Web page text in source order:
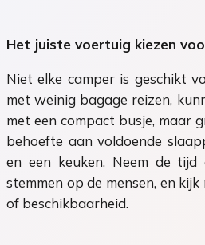
Het juiste voertuig kiezen
Niet elke camper is geschikt
met weinig bagage reizen,
met een compact busje, maar
behoefte aan voldoende
en een keuken. Neem de
stemmen op de mensen, en
of beschikbaarheid.